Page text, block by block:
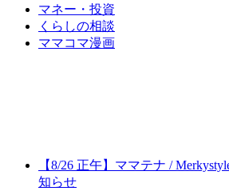
マネー・投資
くらしの相談
ママコマ漫画
【8/26 正午】ママテナ /
知らせ